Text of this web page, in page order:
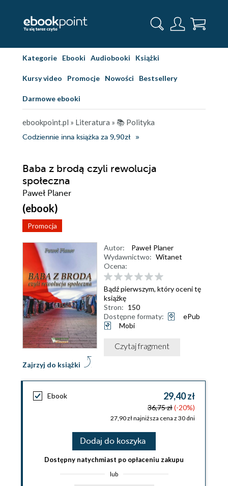
Kategorie Ebooki Audiobooki Książki
Kursy video Promocje Nowości Bestsellery
Darmowe ebooki
ebookpoint.pl » Literatura » 📚 Polityka
Codziennie inna książka za 9,90zł
Baba z brodą czyli rewolucja
społeczna
Paweł Planer
(ebook)
Promocja
Zajrzyj do książki
Autor:
Paweł Planer
Wydawnictwo: Witanet
Ocena:
Bądź pierwszym, który oceni tę
książkę
Stron: 150
Dostępne formaty:
ePub
Mobi
Czytaj fragment
Ebook 29,40 zł
36,75 zł(-20%)
27,90 zł najniższa cena z 30 dni
Dodaj do koszyka
Dostępny natychmiast po opłaceniu zakupu
lub